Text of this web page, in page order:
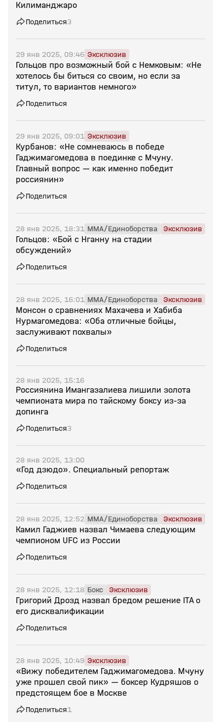
Килиманджаро
Поделиться3
29 янв 2025, 09:46 Эксклюзив
Гольцов про возможный бой с Немковым: «Не
хотелось бы биться со своим, но если за
титул, то вариантов немного»
Поделиться
29 янв 2025, 09:01 Эксклюзив
Курбанов: «Не сомневаюсь в победе
Гаджимагомедова в поединке с Мчуну.
Главный вопрос — как именно победит
россиянин»
Поделиться
28 янв 2025, 18:31 MMA/Единоборства Эксклюзив
Гольцов: «Бой с Нганну на стадии
обсуждений»
Поделиться
28 янв 2025, 16:01 MMA/Единоборства Эксклюзив
Монсон о сравнениях Махачева и Хабиба
Нурмагомедова: «Оба отличные бойцы,
заслуживают похвалы»
Поделиться
28 янв 2025, 15:16
Россиянина Имангазалиева лишили золота
чемпионата мира по тайскому боксу из‑за
допинга
Поделиться3
28 янв 2025, 13:00
«Год дзюдо». Специальный репортаж
Поделиться
28 янв 2025, 12:52 MMA/Единоборства Эксклюзив
Камил Гаджиев назвал Чимаева следующим
чемпионом UFC из России
Поделиться
28 янв 2025, 12:18 Бокс Эксклюзив
Григорий Дрозд назвал бредом решение ITA о
его дисквалификации
Поделиться
28 янв 2025, 10:49 Эксклюзив
«Вижу победителем Гаджимагомедова. Мчуну
уже прошел свой пик» — боксер Кудряшов о
предстоящем бое в Москве
Поделиться1